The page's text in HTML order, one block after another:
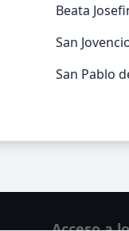
Beata
San
San Pablo